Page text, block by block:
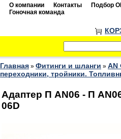
О компании Контакты
Подбор
Гоночная команда
Главная » Фитинги и шланги » AN
переходники, тройники.
Адаптер П AN06 - П
06D